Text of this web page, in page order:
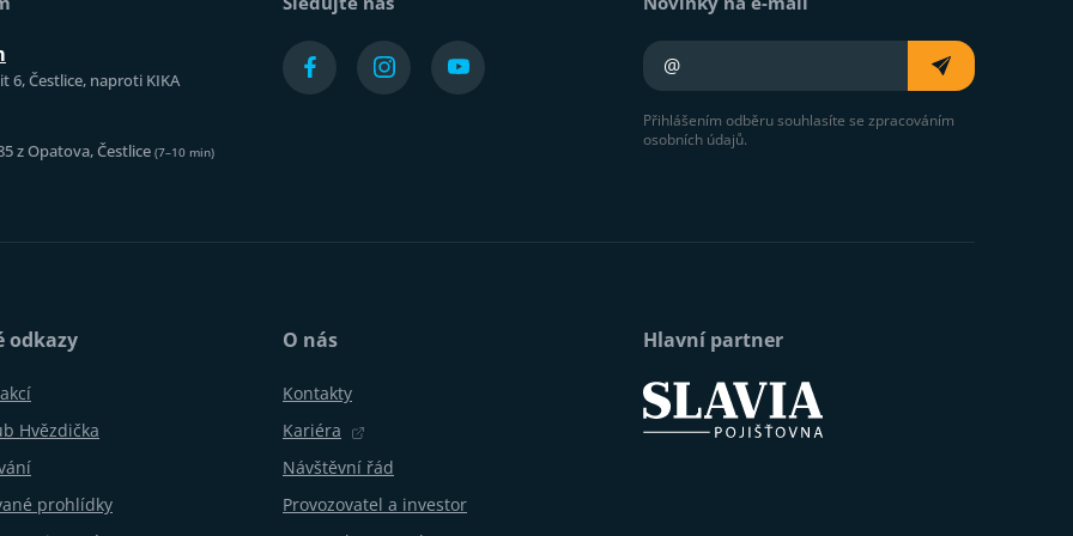
6, Čestlice, naproti KIKA
z Opatova, Čestlice (7–10 min)
Váš e-mail
Přihlášením odběru souhlasíte se zpracováním
osobních údajů.
odkazy
Hvězdička
prohlídky
O nás
Kontakty
Kariéra
Návštěvní řád
Provozovatel a investor
Hlavní partner